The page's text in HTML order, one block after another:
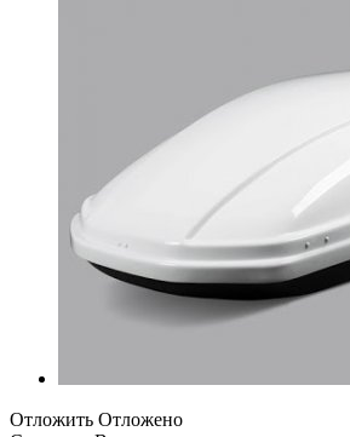
Отложить Отложено